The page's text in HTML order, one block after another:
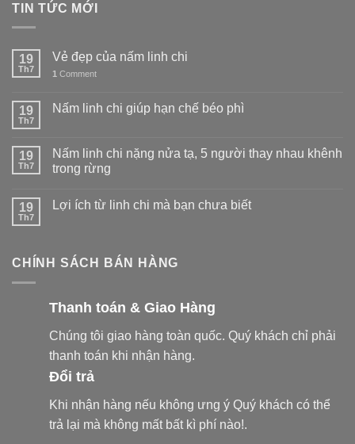
TIN TỨC MỚI
19
Th7
Vẻ đẹp của nấm linh chi
1 Comment
19
Th7
Nấm linh chi giúp hạn chế béo phì
19
Th7
Nấm linh chi nặng nửa tạ, 5 người thay nhau khênh
trong rừng
19
Th7
Lợi ích từ linh chi mà bạn chưa biết
CHÍNH SÁCH BÁN HÀNG
Thanh toán & Giao Hàng
Chúng tôi giao hàng toàn quốc. Quý khách chỉ phải
thanh toán khi nhận hàng.
Đổi trả
Khi nhận hàng nếu không ưng ý Quý khách có thể
trả lại mà không mất bất kì phí nào!.